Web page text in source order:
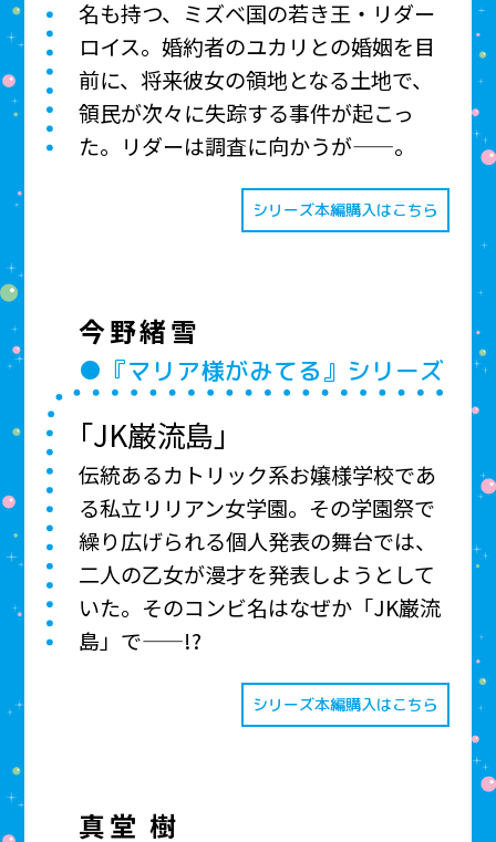
名も持つ、ミズベ国の若き王・リダー
ロイス。婚約者のユカリとの婚姻を目
前に、将来彼女の領地となる土地で、
領民が次々に失踪する事件が起こっ
た。リダーは調査に向かうが——。
シリーズ本編購入はこちら
今野緒雪
●『マリア様がみてる』シリーズ
「JK巌流島」
伝統あるカトリック系お嬢様学校であ
る私立リリアン女学園。その学園祭で
繰り広げられる個人発表の舞台では、
二人の乙女が漫才を発表しようとして
いた。そのコンビ名はなぜか「JK巌流
島」で——!?
シリーズ本編購入はこちら
真堂 樹